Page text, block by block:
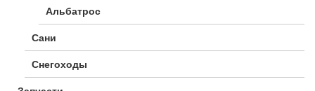
Альбатрос
Сани
Снегоходы